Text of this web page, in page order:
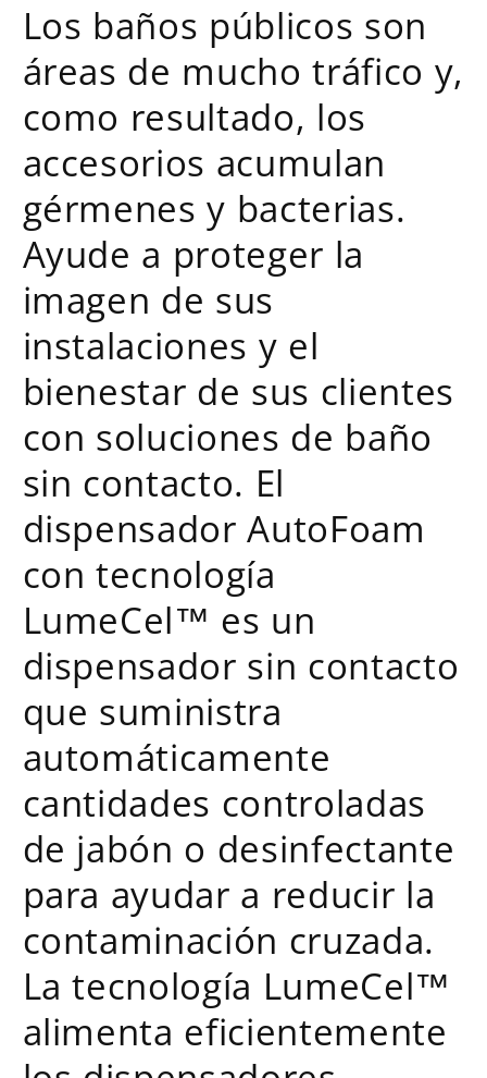
Los baños públicos son
áreas de mucho tráfico y,
como resultado, los
accesorios acumulan
gérmenes y bacterias.
Ayude a proteger la
imagen de sus
instalaciones y el
bienestar de sus clientes
con soluciones de baño
sin contacto. El
dispensador AutoFoam
con tecnología
LumeCel™ es un
dispensador sin contacto
que suministra
automáticamente
cantidades controladas
de jabón o desinfectante
para ayudar a reducir la
contaminación cruzada.
La tecnología LumeCel™
alimenta eficientemente